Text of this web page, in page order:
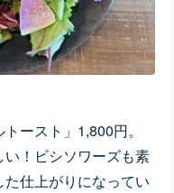
ースト」1,800円。
！ビシソワーズも素
仕上がりになってい